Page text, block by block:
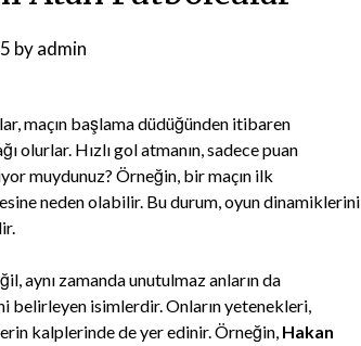
byadmin
maçın başlama düdüğünden itibaren
olurlar. Hızlı gol atmanın, sadece puan
muydunuz? Örneğin, bir maçın ilk
neden olabilir. Bu durum, oyun dinamiklerini
aynı zamanda unutulmaz anların da
belirleyen isimlerdir. Onların yetenekleri,
kalplerinde de yer edinir. Örneğin, Hakan